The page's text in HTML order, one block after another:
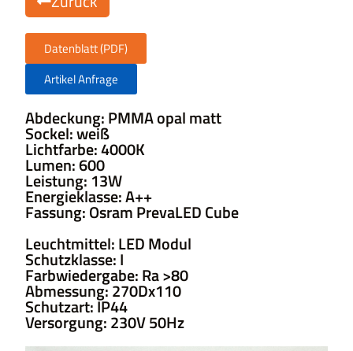
Datenblatt (PDF)
Artikel Anfrage
Abdeckung: PMMA opal matt
Sockel: weiß
Lichtfarbe: 4000K
Lumen: 600
Leistung: 13W
Energieklasse: A++
Fassung: Osram PrevaLED Cube
Leuchtmittel: LED Modul
Schutzklasse: I
Farbwiedergabe: Ra >80
Abmessung: 270Dx110
Schutzart: IP44
Versorgung: 230V 50Hz